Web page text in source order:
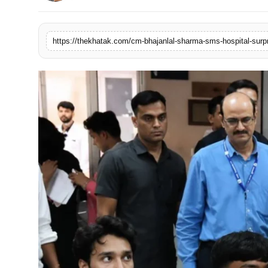
लाइफस्टाइल
अंतर्राष्ट्रीय
https://thekhatak.com/cm-bhajanlal-sharma-sms-hospital-